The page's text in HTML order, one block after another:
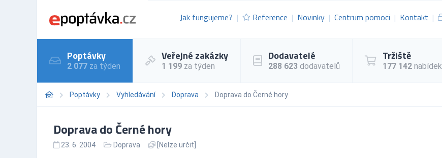
Jak fungujeme? Reference Novinky Centrum pomoci Kontakt
Poptávky
2 077 za týden
Veřejné zakázky
1 199 za týden
Dodavatelé
288 623 dodavatelů
Tržiště
177 142 nabídek
Poptávky Vyhledávání Doprava Doprava do Černé hory
Doprava do Černé hory
23. 6. 2004 Doprava [Nelze určit]